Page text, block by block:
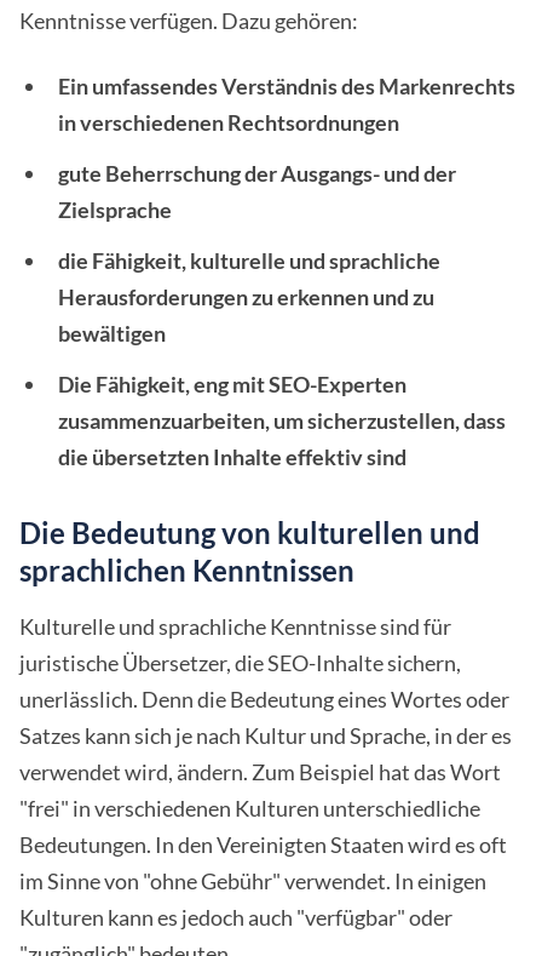
Kenntnisse verfügen. Dazu gehören:
Ein umfassendes Verständnis des Markenrechts
in verschiedenen Rechtsordnungen
gute Beherrschung der Ausgangs- und der
Zielsprache
die Fähigkeit, kulturelle und sprachliche
Herausforderungen zu erkennen und zu
bewältigen
Die Fähigkeit, eng mit SEO-Experten
zusammenzuarbeiten, um sicherzustellen, dass
die übersetzten Inhalte effektiv sind
Die Bedeutung von kulturellen und
sprachlichen Kenntnissen
Kulturelle und sprachliche Kenntnisse sind für
juristische Übersetzer, die SEO-Inhalte sichern,
unerlässlich. Denn die Bedeutung eines Wortes oder
Satzes kann sich je nach Kultur und Sprache, in der es
verwendet wird, ändern. Zum Beispiel hat das Wort
"frei" in verschiedenen Kulturen unterschiedliche
Bedeutungen. In den Vereinigten Staaten wird es oft
im Sinne von "ohne Gebühr" verwendet. In einigen
Kulturen kann es jedoch auch "verfügbar" oder